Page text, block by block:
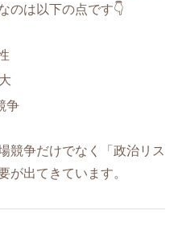
のは以下の点です👇
争
競争だけでなく「政治リス
が出てきています。